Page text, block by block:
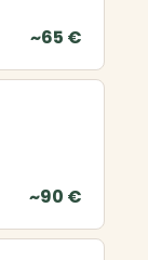
~65 €
~90 €